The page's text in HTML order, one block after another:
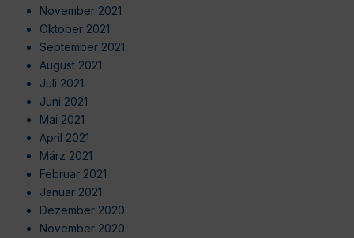
November 2021
Oktober 2021
September 2021
August 2021
Juli 2021
Juni 2021
Mai 2021
April 2021
März 2021
Februar 2021
Januar 2021
Dezember 2020
November 2020